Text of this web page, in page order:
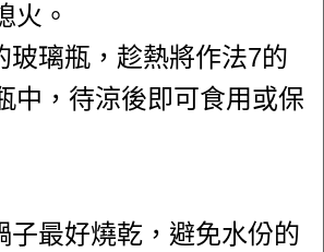
火。
玻璃瓶，趁熱將作法7的
中，待涼後即可食用或保
子最好燒乾，避免水份的